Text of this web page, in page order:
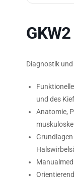
Diagnostik
und des
Anatomie,